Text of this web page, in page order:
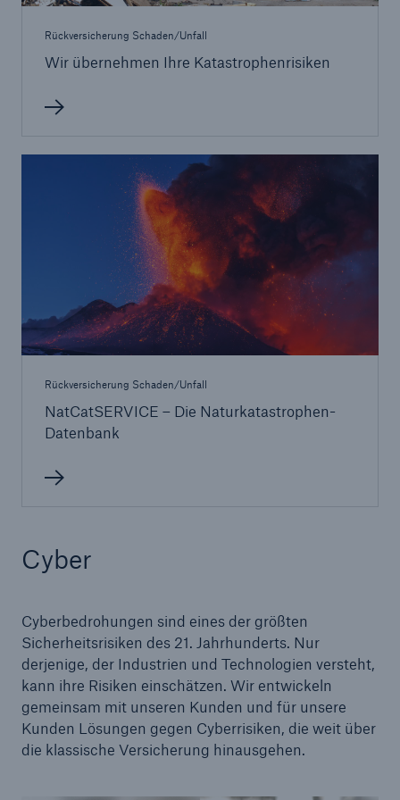
Rückversicherung Schaden/Unfall
Wir übernehmen Ihre Katastrophenrisiken
Rückversicherung Schaden/Unfall
NatCatSERVICE – Die Naturkatastrophen-
Datenbank
Cyber
Cyberbedrohungen sind eines der größten
Sicherheitsrisiken des 21. Jahrhunderts. Nur
derjenige, der Industrien und Technologien versteht,
kann ihre Risiken einschätzen. Wir entwickeln
gemeinsam mit unseren Kunden und für unsere
Kunden Lösungen gegen Cyberrisiken, die weit über
die klassische Versicherung hinausgehen.
Cyber-Lösungen von Munich Re
Navigation schließen oder Escape-Taste drücken
Lösungen
Rückversicherung Schaden/Unfall
Agrarrisiken
Consulting
Insurance Consulting
Business Building